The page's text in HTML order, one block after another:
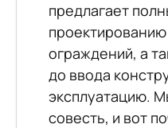
предлагает
ограждений, а
до ввода
эксплуатацию.
совесть, и вот